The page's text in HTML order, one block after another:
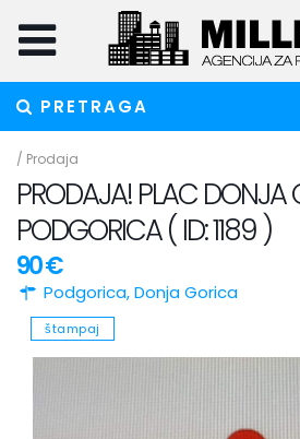
PRETRAGA
/ Prodaja
PRODAJA! PLAC DONJA
PODGORICA ( ID: 1189 )
90 €
Podgorica,Donja Gorica
štampaj